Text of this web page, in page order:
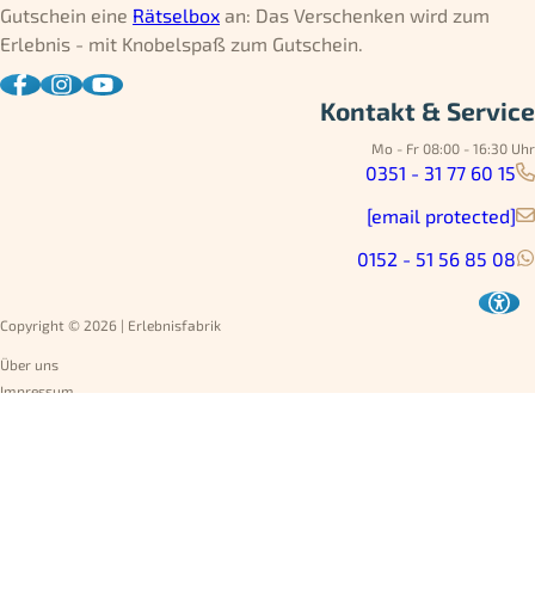
Gutschein eine Rätselbox an: Das Verschenken wird zum
Erlebnis - mit Knobelspaß zum Gutschein.
Kontakt & Service
Mo - Fr 08:00 - 16:30 Uhr
0351 - 31 77 60 15
[email protected]
0152 - 51 56 85 08
Copyright © 2026 | Erlebnisfabrik
Über uns
Impressum